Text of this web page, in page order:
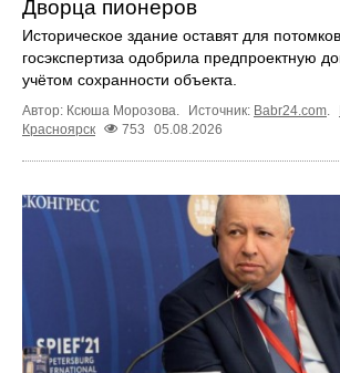
Дворца пионеров
Историческое здание оставят для
госэкспертиза одобрила предпроектную
учётом сохранности объекта.
Автор: Ксюша Морозова. Источник: Babr24.com.
Красноярск
753 05.08.2026